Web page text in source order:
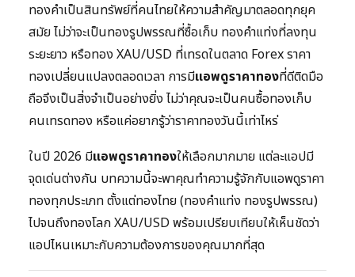
ทองคำเป็นสินทรัพย์ที่คนไทยให้ความสำคัญมาตลอดทุกยุค
สมัย ไม่ว่าจะเป็นทองรูปพรรณที่ซื้อเก็บ ทองคำแท่งที่ลงทุน
ระยะยาว หรือทอง XAU/USD ที่เทรดในตลาด Forex ราคา
ทองเปลี่ยนแปลงตลอดเวลา การมีแอพดูราคาทองที่ดีติดมือ
ถือจึงเป็นสิ่งจำเป็นอย่างยิ่ง ไม่ว่าคุณจะเป็นคนซื้อทองเก็บ
คนเทรดทอง หรือแค่อยากรู้ว่าราคาทองวันนี้เท่าไหร่
ในปี 2026 มีแอพดูราคาทองให้เลือกมากมาย แต่ละแอปมี
จุดเด่นต่างกัน บทความนี้จะพาคุณทำความรู้จักกับแอพดูราคา
ทองทุกประเภท ตั้งแต่ทองไทย (ทองคำแท่ง ทองรูปพรรณ)
ไปจนถึงทองโลก XAU/USD พร้อมเปรียบเทียบให้เห็นชัดว่า
แอปไหนเหมาะกับความต้องการของคุณมากที่สุด